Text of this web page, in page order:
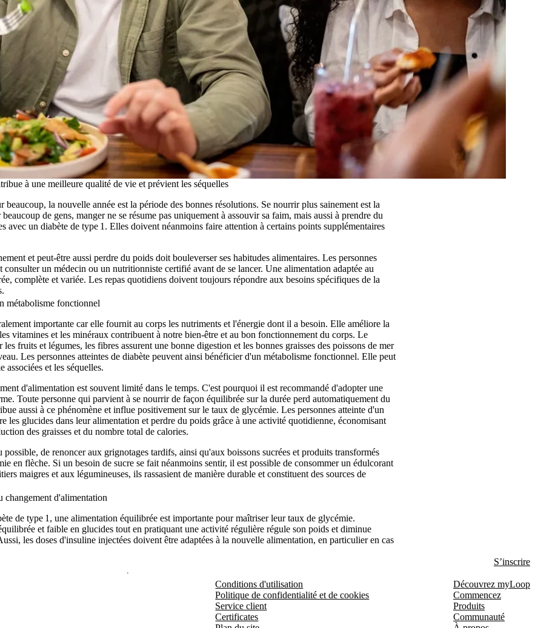
à une meilleure qualité de vie et prévient les séquelles
beaucoup, la nouvelle année est la période des bonnes résolutions. Se nourrir plus sainement est la
de gens, manger ne se résume pas uniquement à assouvir sa faim, mais aussi à prendre du
avec un diabète de type 1. Elles doivent néanmoins faire attention à certains points supplémentaires
et peut-être aussi perdre du poids doit bouleverser ses habitudes alimentaires. Les personnes
consulter un médecin ou un nutritionniste certifié avant de se lancer. Une alimentation adaptée au
complète et variée. Les repas quotidiens doivent toujours répondre aux besoins spécifiques de la
métabolisme fonctionnel
importante car elle fournit au corps les nutriments et l'énergie dont il a besoin. Elle améliore la
vitamines et les minéraux contribuent à notre bien-être et au bon fonctionnement du corps. Le
fruits et légumes, les fibres assurent une bonne digestion et les bonnes graisses des poissons de mer
Les personnes atteintes de diabète peuvent ainsi bénéficier d'un métabolisme fonctionnel. Elle peut
associées et les séquelles.
d'alimentation est souvent limité dans le temps. C'est pourquoi il est recommandé d'adopter une
Toute personne qui parvient à se nourrir de façon équilibrée sur la durée perd automatiquement du
aussi à ce phénomène et influe positivement sur le taux de glycémie. Les personnes atteinte d'un
les glucides dans leur alimentation et perdre du poids grâce à une activité quotidienne, économisant
des graisses et du nombre total de calories.
possible, de renoncer aux grignotages tardifs, ainsi qu'aux boissons sucrées et produits transformés
en flèche. Si un besoin de sucre se fait néanmoins sentir, il est possible de consommer un édulcorant
maigres et aux légumineuses, ils rassasient de manière durable et constituent des sources de
changement d'alimentation
de type 1, une alimentation équilibrée est importante pour maîtriser leur taux de glycémie.
et faible en glucides tout en pratiquant une activité régulière régule son poids et diminue
les doses d'insuline injectées doivent être adaptées à la nouvelle alimentation, en particulier en cas
S’inscrire
Conditions d'utilisation
Politique de confidentialité et de cookies
Service client
Certificates
Découvrez myLoop
Commencez
Produits
Communauté